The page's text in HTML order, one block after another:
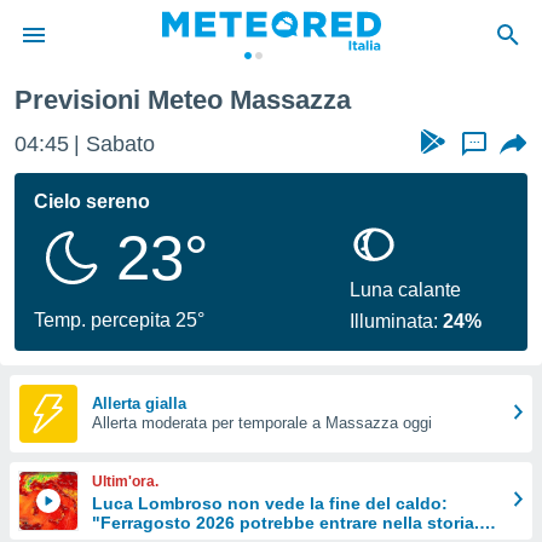
di
per
le
di
Web
le
Previsioni Meteo Massazza
04:45 Sabato ...
Cielo sereno
23°
Temp. percepita 25°
Luna calante
Illuminata:24%
Allerta gialla
Allerta moderata per temporale a Massazza oggi
Ultim'ora.
Luca Lombroso non vede la fine del caldo:
"Ferragosto 2026 potrebbe entrare nella storia.